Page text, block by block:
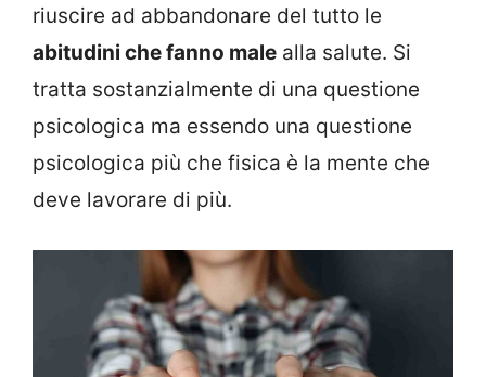
riuscire ad abbandonare del tutto le
abitudini che fanno male alla salute. Si
tratta sostanzialmente di una questione
psicologica ma essendo una questione
psicologica più che fisica è la mente che
deve lavorare di più.